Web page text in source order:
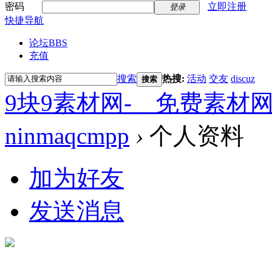
密码
登录
立即注册
快捷导航
论坛BBS
充值
搜索 搜索 热搜: 活动 交友 discuz
9块9素材网-＿免费素材
ninmaqcmpp › 个人资料
加为好友
发送消息